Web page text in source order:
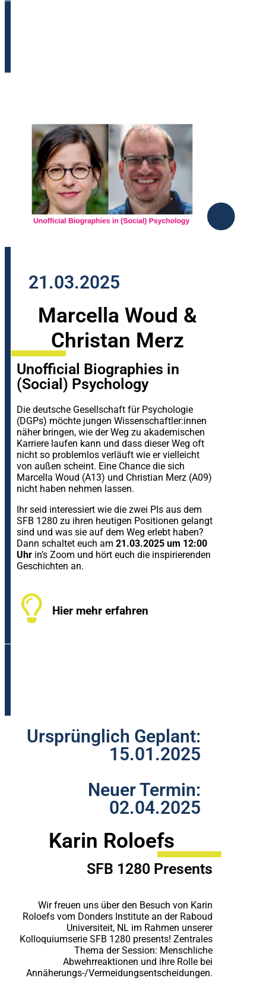
21.03.2025
Marcella Woud &
Christan Merz
Unofficial Biographies in
(Social) Psychology
Die deutsche Gesellschaft für Psychologie
(DGPs) möchte jungen Wissenschaftler:innen
näher bringen, wie der Weg zu akademischen
Karriere laufen kann und dass dieser Weg oft
nicht so problemlos verläuft wie er vielleicht
von außen scheint. Eine Chance die sich
Marcella Woud (A13) und Christian Merz (A09)
nicht haben nehmen lassen.
Ihr seid interessiert wie die zwei PIs aus dem
SFB 1280 zu ihren heutigen Positionen gelangt
sind und was sie auf dem Weg erlebt haben?
Dann schaltet euch am 21.03.2025 um 12:00
Uhr in’s Zoom und hört euch die inspirierenden
Geschichten an.
Hier mehr erfahren
Ursprünglich Geplant:
15.01.2025
Neuer Termin:
02.04.2025
Karin Roloefs
SFB 1280 Presents
Wir freuen uns über den Besuch von Karin
Roloefs vom Donders Institute an der Raboud
Universiteit, NL im Rahmen unserer
Kolloquiumserie SFB 1280 presents! Zentrales
Thema der Session: Menschliche
Abwehrreaktionen und ihre Rolle bei
Annäherungs-/Vermeidungsentscheidungen.